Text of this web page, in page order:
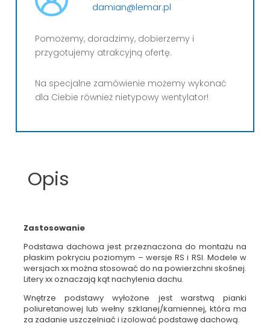
damian@lemar.pl
Pomożemy, doradzimy, dobierzemy i
przygotujemy atrakcyjną ofertę.
Na specjalne zamówienie możemy wykonać
dla Ciebie również nietypowy wentylator!
Opis
Zastosowanie
Podstawa dachowa jest przeznaczona do montażu na
płaskim pokryciu poziomym – wersje RS i RSI. Modele w
wersjach xx można stosować do na powierzchni skośnej.
Litery xx oznaczają kąt nachylenia dachu.
Wnętrze podstawy wyłożone jest warstwą pianki
poliuretanowej lub wełny szklanej/kamiennej, która ma
za zadanie uszczelniać i izolować podstawę dachową.